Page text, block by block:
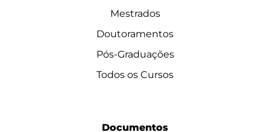
Mestrados
Doutoramentos
Pós-Graduações
Todos os Cursos
Documentos